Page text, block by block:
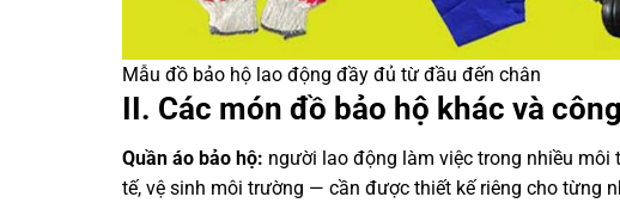
Mẫu đồ bảo hộ lao động đầy đủ từ đầu đến chân
II. Các món đồ bảo hộ khác và
Quần áo bảo hộ: người lao động làm việc trong nhiều
tế, vệ sinh môi trường — cần được thiết kế riêng cho từng